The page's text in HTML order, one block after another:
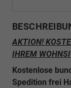
AKTION!
IHREM
Kostenlose
Spedition frei